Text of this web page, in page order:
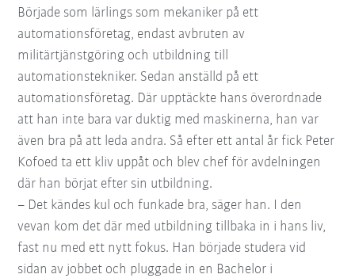
Började som lärlings som mekaniker på ett
automationsföretag, endast avbruten av
militärtjänstgöring och utbildning till
automationstekniker. Sedan anställd på ett
automationsföretag. Där upptäckte hans överordnade
att han inte bara var duktig med maskinerna, han var
även bra på att leda andra. Så efter ett antal år fick Peter
Kofoed ta ett kliv uppåt och blev chef för avdelningen
där han börjat efter sin utbildning.
– Det kändes kul och funkade bra, säger han. I den
vevan kom det där med utbildning tillbaka in i hans liv,
fast nu med ett nytt fokus. Han började studera vid
sidan av jobbet och pluggade in en Bachelor i